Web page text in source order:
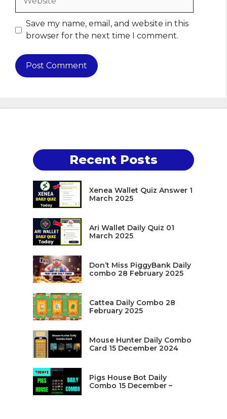
Save my name, email, and website in this
browser for the next time I comment.
Recent Posts
Xenea Wallet Quiz Answer 1
March 2025
Ari Wallet Daily Quiz 01
March 2025
Don’t Miss PiggyBank Daily
combo 28 February 2025
Cattea Daily Combo 28
February 2025
Mouse Hunter Daily Combo
Card 15 December 2024
Pigs House Bot Daily
Combo 15 December –